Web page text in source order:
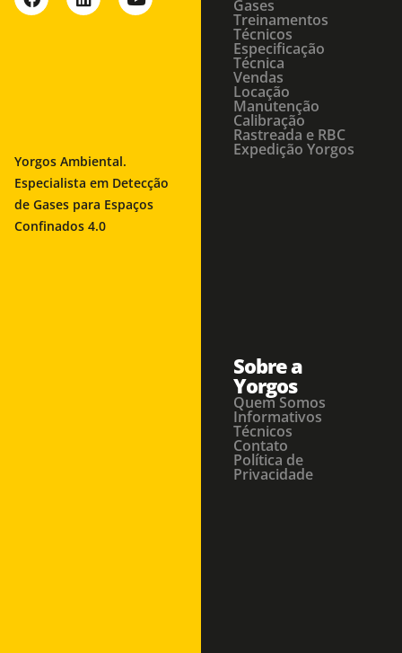
Yorgos Ambiental.
Especialista em Detecção
de Gases para Espaços
Confinados 4.0
Gases
Treinamentos
Técnicos
Especificação
Técnica
Vendas
Locação
Manutenção
Calibração
Rastreada e RBC
Expedição Yorgos
Sobre a
Yorgos
Quem Somos
Informativos
Técnicos
Contato
Política de
Privacidade